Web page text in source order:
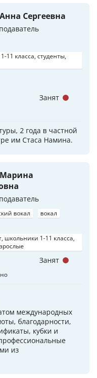
Сергеевна
11 класса, студенты,
2 года в частной
им Стаса Намина.
Занят
вокал
вокал
школьники 1-11 класса,
международных
благодарности,
кубки и
из
Занят